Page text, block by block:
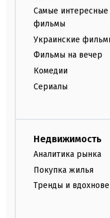
Самые интересные
фильмы
Украинские
Фильмы на вечер
Комедии
Сериалы
Недвижимость
Аналитика рынка
Покупка жилья
Тренды и